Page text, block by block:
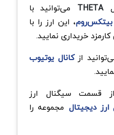
THETA می‌توانید با
، این ارز را با
خریداری نمایید.
ازکانال یوتیوب
قسمت سیگنال ارز
دیجیتال مجموعه را